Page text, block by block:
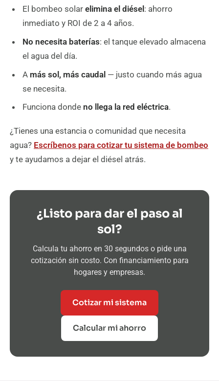
El bombeo solarelimina el diésel: ahorro
inmediato y ROI de 2 a 4 años.
No necesita baterías: el tanque elevado almacena
el agua del día.
A más sol, más caudal — justo cuando más agua
se necesita.
Funciona donde no llega la red eléctrica.
¿Tienes una estancia o comunidad que necesita
agua? Escríbenos para cotizar tu sistema de bombeo
y te ayudamos a dejar el diésel atrás.
¿Listo para dar el paso al
sol?
Calcula tu ahorro en 30 segundos o pide una
cotización sin costo. Con financiamiento para
hogares y empresas.
Cotizar mi sistema
Calcular mi ahorro